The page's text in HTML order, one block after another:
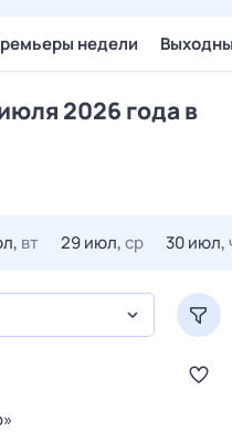
недели
2026 года в
вт 29 июл,ср 30 июл,